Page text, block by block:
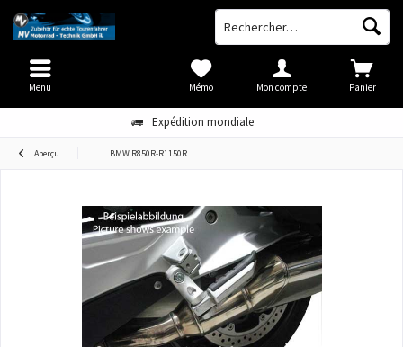
Expédition mondiale
Panier
Mémo Mon compte
Menu
Aperçu BMW R850R-R1150R